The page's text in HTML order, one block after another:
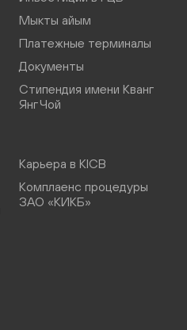
Мыкты айым
Платежные терминалы
Документы
Стипендия имени Кванг
Янг Чой
Карьера в KICB
Комплаенс процедуры
ЗАО «КИКБ»